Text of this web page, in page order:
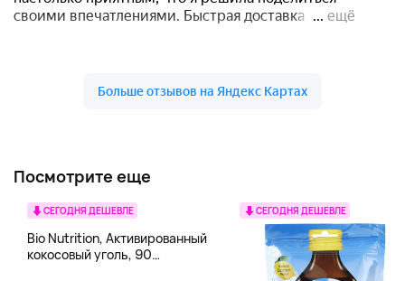
Посмотрите еще
СЕГОДНЯ ДЕШЕВЛЕ
Bio Nutrition, Активированный
кокосовый уголь, 90
СЕГОДНЯ ДЕШЕВЛЕ